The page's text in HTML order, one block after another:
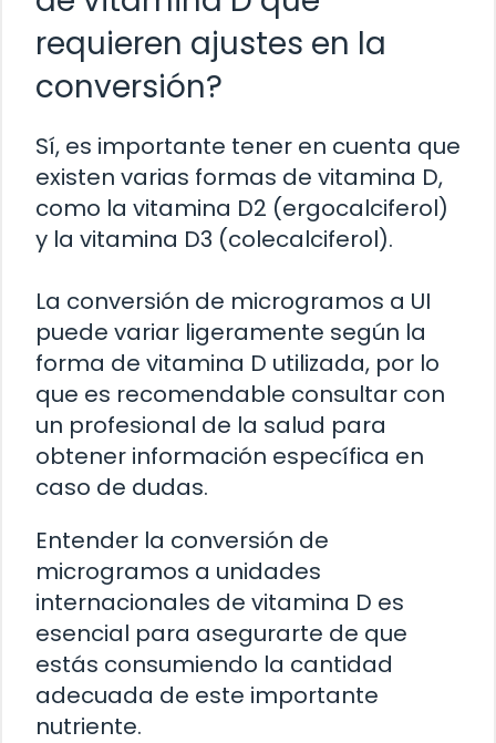
requieren ajustes en la
conversión?
Sí, es importante tener en cuenta que
existen varias formas de vitamina D,
como la vitamina D2 (ergocalciferol)
y la vitamina D3 (colecalciferol).
La conversión de microgramos a UI
puede variar ligeramente según la
forma de vitamina D utilizada, por lo
que es recomendable consultar con
un profesional de la salud para
obtener información específica en
caso de dudas.
Entender la conversión de
microgramos a unidades
internacionales de vitamina D es
esencial para asegurarte de que
estás consumiendo la cantidad
adecuada de este importante
nutriente.